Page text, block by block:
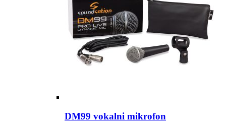
DM99 vokalni mikrofon